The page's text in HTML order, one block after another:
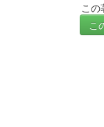
この
こ